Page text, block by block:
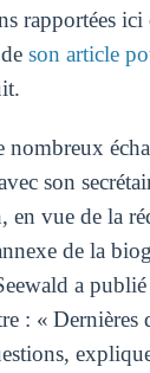
rapportées ici
son article
nombreux
son
vue de la
de la
a publié
: « Dernières